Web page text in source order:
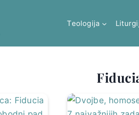
Teologija